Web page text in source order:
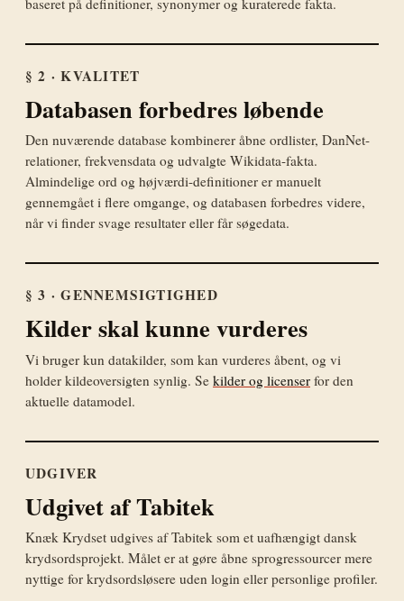
§ 2 · KVALITET
Databasen forbedres løbende
Den nuværende database kombinerer åbne ordlister, DanNet-
relationer, frekvensdata og udvalgte Wikidata-fakta.
Almindelige ord og højværdi-definitioner er manuelt
gennemgået i flere omgange, og databasen forbedres videre,
når vi finder svage resultater eller får søgedata.
§ 3 · GENNEMSIGTIGHED
Kilder skal kunne vurderes
Vi bruger kun datakilder, som kan vurderes åbent, og vi
holder kildeoversigten synlig. Se kilder og licenser for den
aktuelle datamodel.
UDGIVER
Udgivet af Tabitek
Knæk Krydset udgives af Tabitek som et uafhængigt dansk
krydsordsprojekt. Målet er at gøre åbne sprogressourcer mere
nyttige for krydsordsløsere uden login eller personlige profiler.